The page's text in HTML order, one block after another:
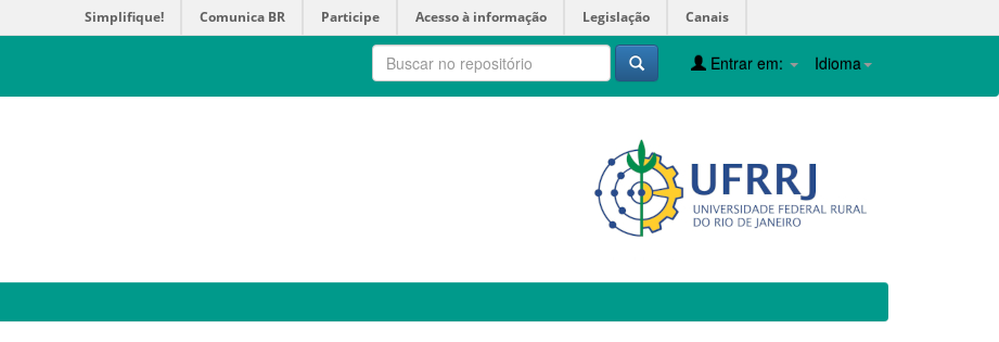
Simplifique! Comunica BR Participe Acesso à informação Legislação Canais
Idioma
Entrar em: